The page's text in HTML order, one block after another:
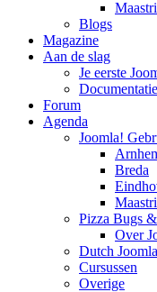
Blogs
Magazine
Aan de slag
Je eerste
Documentatie
Forum
Agenda
Joomla!
Breda
Pizza Bugs
Over
Dutch
Cursussen
Overige